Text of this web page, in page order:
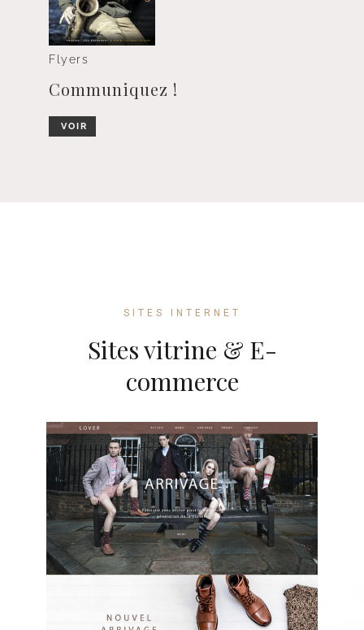
Flyers
Communiquez !
VOIR
SITES INTERNET
Sites vitrine & E-
commerce